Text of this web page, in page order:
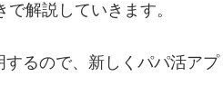
解説していきます。
るので、新しくパパ活ア